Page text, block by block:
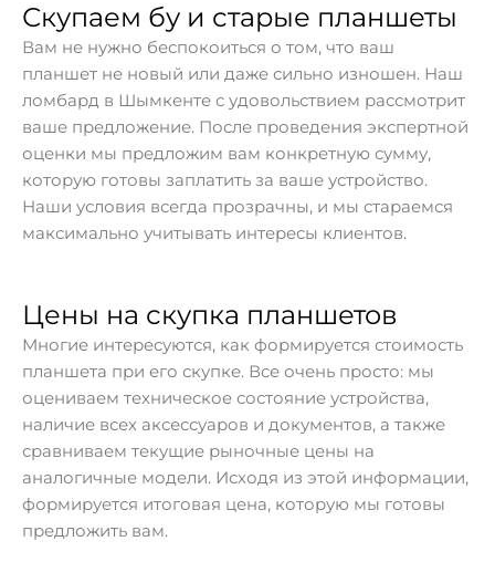
Скупаем бу и старые планшеты
Вам не нужно беспокоиться о том, что ваш
планшет не новый или даже сильно изношен. Наш
ломбард в Шымкенте с удовольствием рассмотрит
ваше предложение. После проведения экспертной
оценки мы предложим вам конкретную сумму,
которую готовы заплатить за ваше устройство.
Наши условия всегда прозрачны, и мы стараемся
максимально учитывать интересы клиентов.
Цены на скупка планшетов
Многие интересуются, как формируется стоимость
планшета при его скупке. Все очень просто: мы
оцениваем техническое состояние устройства,
наличие всех аксессуаров и документов, а также
сравниваем текущие рыночные цены на
аналогичные модели. Исходя из этой информации,
формируется итоговая цена, которую мы готовы
предложить вам.